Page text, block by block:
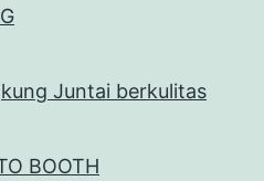
Juntai berkulitas
BOOTH